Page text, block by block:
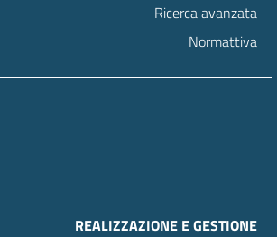
Ricerca avanzata
Normattiva
REALIZZAZIONE E GESTIONE